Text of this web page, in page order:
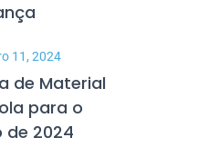
11, 2024
de Material
para o
de 2024